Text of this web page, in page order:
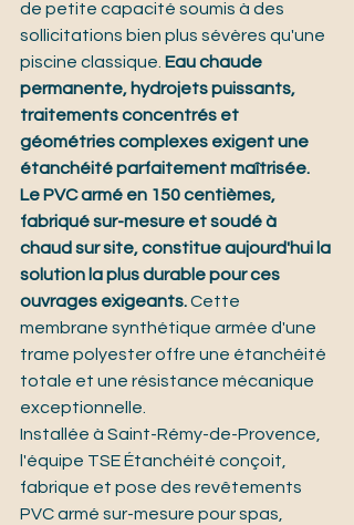
de petite capacité soumis à des
sollicitations bien plus sévères qu'une
piscine classique. Eau chaude
permanente, hydrojets puissants,
traitements concentrés et
géométries complexes exigent une
étanchéité parfaitement maîtrisée.
Le PVC armé en 150 centièmes,
fabriqué sur-mesure et soudé à
chaud sur site, constitue aujourd'hui la
solution la plus durable pour ces
ouvrages exigeants. Cette
membrane synthétique armée d'une
trame polyester offre une étanchéité
totale et une résistance mécanique
exceptionnelle.
Installée à Saint-Rémy-de-Provence,
l'équipe TSE Étanchéité conçoit,
fabrique et pose des revêtements
PVC armé sur-mesure pour spas,